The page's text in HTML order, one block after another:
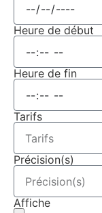
Heure de début
Heure de fin
Tarifs
Précision(s)
Affiche